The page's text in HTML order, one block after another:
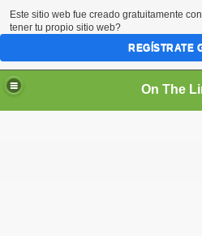
On The
Este sitio web fue creado gratuitamente con
tener tu propio sitio web?
REGÍSTRATE